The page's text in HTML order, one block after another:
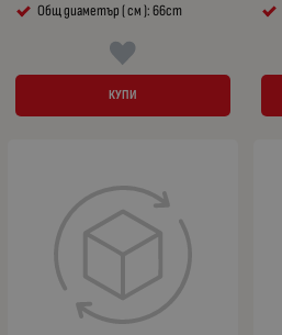
Общ диаметър ( см ): 66cm
КУПИ